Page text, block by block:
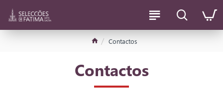
Contactos
Contactos